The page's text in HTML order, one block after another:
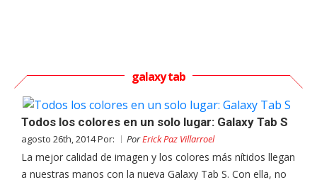
galaxy tab
Todos los colores en un solo lugar: Galaxy Tab S
agosto 26th, 2014 Por: PorErick Paz Villarroel
La mejor calidad de imagen y los colores más nítidos llegan
a nuestras manos con la nueva Galaxy Tab S. Con ella, no